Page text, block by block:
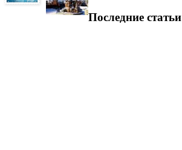
Последние статьи